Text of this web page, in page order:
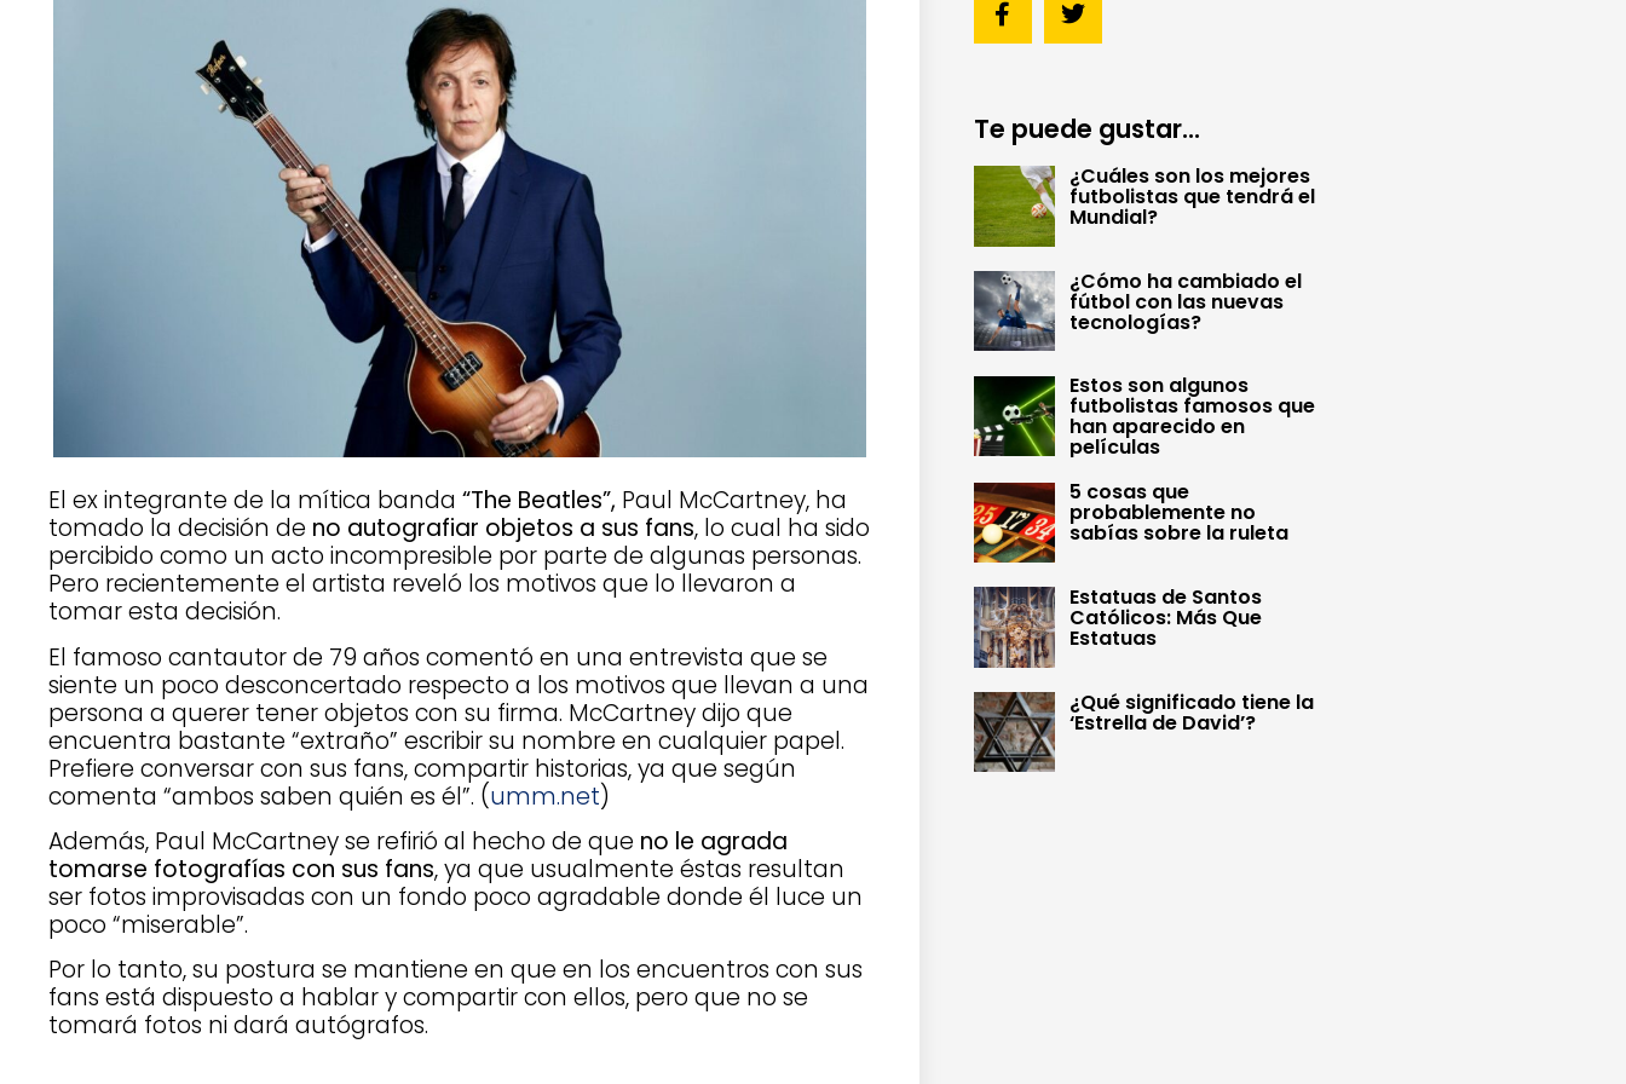
El ex integrante de la mítica banda “The Beatles”, Paul McCartney, ha
tomado la decisión de no autografiar objetos a sus fans, lo cual ha sido
percibido como un acto incompresible por parte de algunas personas.
Pero recientemente el artista reveló los motivos que lo llevaron a
tomar esta decisión.
El famoso cantautor de 79 años comentó en una entrevista que se
siente un poco desconcertado respecto a los motivos que llevan a una
persona a querer tener objetos con su firma. McCartney dijo que
encuentra bastante “extraño” escribir su nombre en cualquier papel.
Prefiere conversar con sus fans, compartir historias, ya que según
comenta “ambos saben quién es él”. (umm.net)
Además, Paul McCartney se refirió al hecho de que no le agrada
tomarse fotografías con sus fans, ya que usualmente éstas resultan
ser fotos improvisadas con un fondo poco agradable donde él luce un
poco “miserable”.
Por lo tanto, su postura se mantiene en que en los encuentros con sus
fans está dispuesto a hablar y compartir con ellos, pero que no se
tomará fotos ni dará autógrafos.
Te puede gustar...
¿Cuáles son los mejores
futbolistas que tendrá el
Mundial?
¿Cómo ha cambiado el
fútbol con las nuevas
tecnologías?
Estos son algunos
futbolistas famosos que
han aparecido en
películas
5 cosas que
probablemente no
sabías sobre la ruleta
Estatuas de Santos
Católicos: Más Que
Estatuas
¿Qué significado tiene la
‘Estrella de David’?